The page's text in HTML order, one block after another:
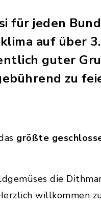
für jeden
auf über
guter
zu
größte
die
willkommen